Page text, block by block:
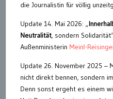
die Journalistin für völlig
Update 14. Mai 2026: „
Neutralität, sondern
Außenministerin Meinl-
Update 26. November 2025 –
nicht direkt bennen, sondern
Denn sonst ergeht es einem